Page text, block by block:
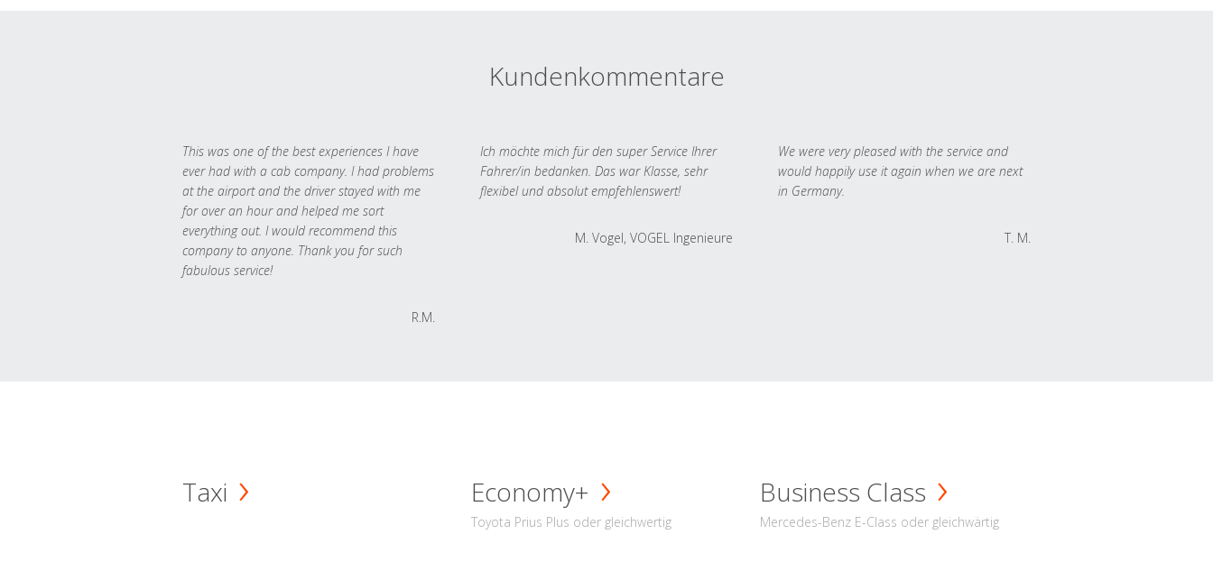
Kundenkommentare
This was one of the best experiences I have
ever had with a cab company. I had problems
at the airport and the driver stayed with me
for over an hour and helped me sort
everything out. I would recommend this
company to anyone. Thank you for such
fabulous service!
R.M.
Ich möchte mich für den super Service Ihrer
Fahrer/in bedanken. Das war Klasse, sehr
flexibel und absolut empfehlenswert!
M. Vogel, VOGEL Ingenieure
We were very pleased with the service and
would happily use it again when we are next
in Germany.
T. M.
Taxi Economy+
Toyota Prius Plus oder gleichwertig
Business Class
Mercedes-Benz E-Class oder gleichwärtig